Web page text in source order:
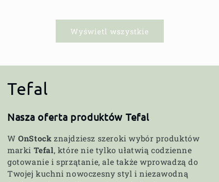
Wyświetl wszystkie
K
o
l
e
k
Tefal
Nasza oferta produktów Tefal
WOnStock znajdziesz szeroki wybór produktów
marki Tefal, które nie tylko ułatwią codzienne
gotowanie i sprzątanie, ale także wprowadzą do
Twojej kuchni nowoczesny styl i niezawodną